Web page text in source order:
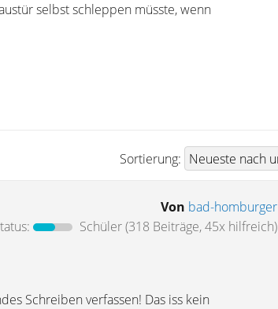
selbst schleppen müsste, wenn
Sortierung:
Von bad-homburger
Schüler(318 Beiträge, 45x hilfreich)
Schreiben verfassen! Das iss kein